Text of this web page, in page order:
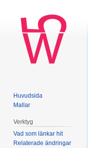
Huvudsida
Mallar
Verktyg
Vad som länkar hit
Relaterade ändringar